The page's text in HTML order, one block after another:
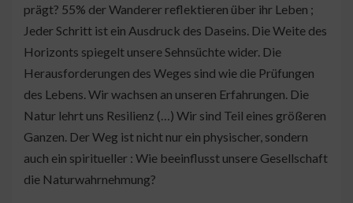
prägt? 55% der Wanderer reflektieren über ihr Leben ;
Jeder Schritt ist ein Ausdruck des Daseins. Die Weite des
Horizonts spiegelt unsere Sehnsüchte wider. Die
Herausforderungen des Weges sind wie die Prüfungen
des Lebens. Wir wachsen an unseren Erfahrungen. Die
Natur lehrt uns Resilienz (…) Wir sind Teil eines größeren
Ganzen. Der Weg ist nicht nur ein physischer, sondern
auch ein spiritueller : Wie beeinflusst unsere Gesellschaft
die Naturwahrnehmung?